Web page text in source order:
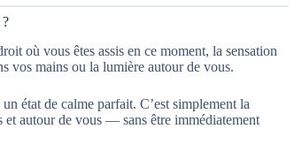
où vous êtes assis en ce moment, la sensation
vos mains ou la lumière autour de vous.
un état de calme parfait. C’est simplement la
autour de vous — sans être immédiatement